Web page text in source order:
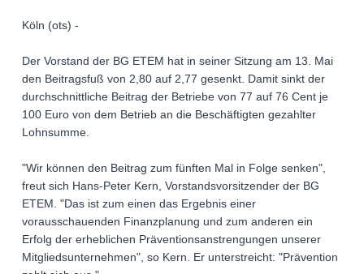
Köln (ots) -
Der Vorstand der BG ETEM hat in seiner Sitzung am 13. Mai
den Beitragsfuß von 2,80 auf 2,77 gesenkt. Damit sinkt der
durchschnittliche Beitrag der Betriebe von 77 auf 76 Cent je
100 Euro von dem Betrieb an die Beschäftigten gezahlter
Lohnsumme.
"Wir können den Beitrag zum fünften Mal in Folge senken",
freut sich Hans-Peter Kern, Vorstandsvorsitzender der BG
ETEM. "Das ist zum einen das Ergebnis einer
vorausschauenden Finanzplanung und zum anderen ein
Erfolg der erheblichen Präventionsanstrengungen unserer
Mitgliedsunternehmen", so Kern. Er unterstreicht: "Prävention